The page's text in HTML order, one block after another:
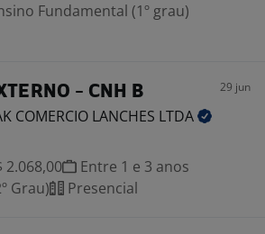
Fundamental (1º grau)
- CNH B 29 jun
COMERCIO LANCHES LTDA
2.068,00
Entre 1 e 3 anos
Grau)
Presencial